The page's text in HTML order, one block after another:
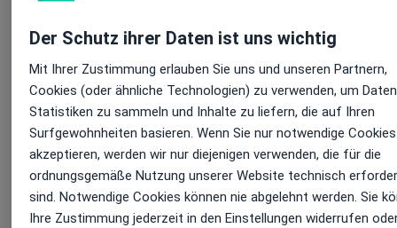
Nur belegte Antworten
Quellen direkt
einsehbar
Der Schutz ihrer Daten ist uns wichtig
Mit Ihrer Zustimmung erlauben Sie uns und unseren Partnern,
Cookies (oder ähnliche Technologien) zu verwenden, um
Statistiken zu sammeln und Inhalte zu liefern, die auf Ihren
Surfgewohnheiten basieren. Wenn Sie nur notwendige Cookies
akzeptieren, werden wir nur diejenigen verwenden, die für die
ordnungsgemäße Nutzung unserer Website technisch
sind. Notwendige Cookies können nie abgelehnt werden. Sie
Ihre Zustimmung jederzeit in den Einstellungen widerrufen